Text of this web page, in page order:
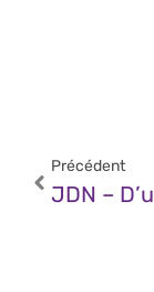
Précédent